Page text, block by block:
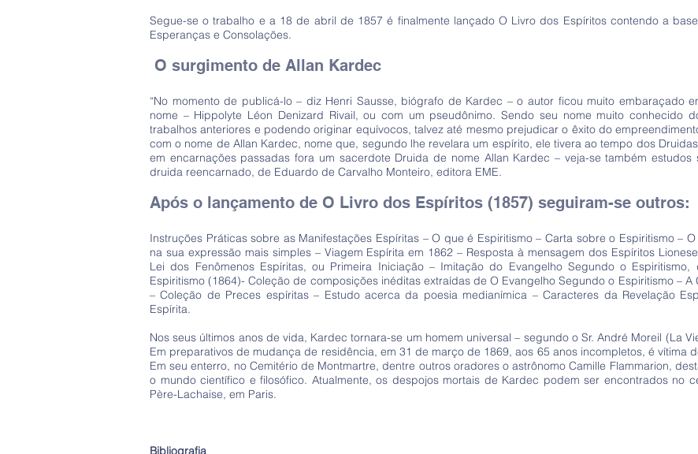
Segue-se o trabalho e a 18 de abril de 1857 é finalmente lançado O Livro dos Espíritos contendo a
Esperanças e Consolações.
O surgimento de Allan Kardec
“No momento de publicá-lo – diz Henri Sausse, biógrafo de Kardec – o autor ficou muito embaraçado
nome – Hippolyte Léon Denizard Rivail, ou com um pseudônimo. Sendo seu nome muito conhecido
trabalhos anteriores e podendo originar equívocos, talvez até mesmo prejudicar o êxito do
com o nome de Allan Kardec, nome que, segundo lhe revelara um espírito, ele tivera ao tempo dos
em encarnações passadas fora um sacerdote Druida de nome Allan Kardec – veja-se também
druida reencarnado, de Eduardo de Carvalho Monteiro, editora EME.
Após o lançamento de O Livro dos Espíritos (1857) seguiram-se outros:
Instruções Práticas sobre as Manifestações Espíritas – O que é Espiritismo – Carta sobre o Espiritismo –
na sua expressão mais simples – Viagem Espírita em 1862 – Resposta à mensagem dos Espíritos
Lei dos Fenômenos Espíritas, ou Primeira Iniciação – Imitação do Evangelho Segundo o
Espiritismo (1864)- Coleção de composições inéditas extraídas de O Evangelho Segundo o Espiritismo –
– Coleção de Preces espíritas – Estudo acerca da poesia medianímica – Caracteres da Revelação
Espírita.
Nos seus últimos anos de vida, Kardec tornara-se um homem universal – segundo o Sr. André Moreil (La
Em preparativos de mudança de residência, em 31 de março de 1869, aos 65 anos incompletos, é vítima
Em seu enterro, no Cemitério de Montmartre, dentre outros oradores o astrônomo Camille Flammarion,
o mundo científico e filosófico. Atualmente, os despojos mortais de Kardec podem ser encontrados no
Père-Lachaise, em Paris.
Bibliografia